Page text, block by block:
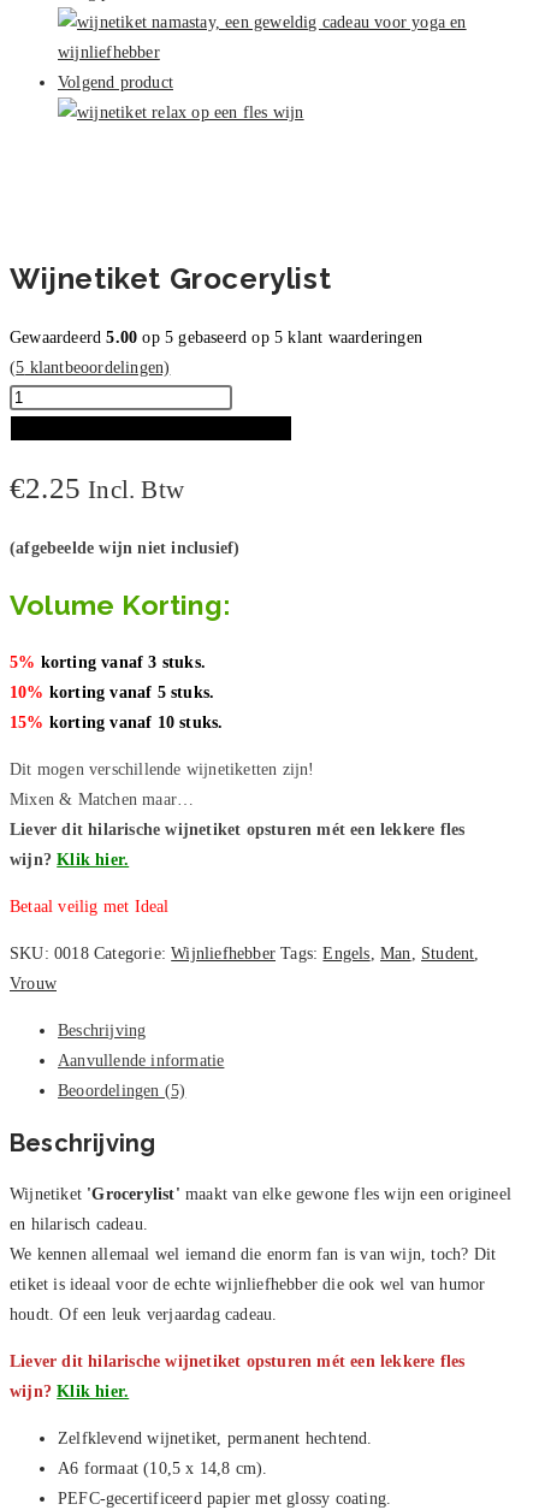
Volgend product
Wijnetiket Grocerylist
Gewaardeerd5.00 op 5 gebaseerd op5 klant waarderingen
(5 klantbeoordelingen)
Wijnetiket
€2.25 Incl. Btw
(afgebeelde wijn niet inclusief)
Volume Korting:
5% korting vanaf 3 stuks.
10% korting vanaf 5 stuks.
15% korting vanaf 10 stuks.
Dit mogen verschillende wijnetiketten zijn!
Mixen & Matchen maar…
Liever dit hilarische wijnetiket opsturen mét een lekkere fles
wijn? Klik hier.
Betaal veilig met Ideal
SKU: 0018 Categorie:Wijnliefhebber Tags:Engels,Man, Student,
Vrouw
Beschrijving
Aanvullende informatie
Beoordelingen (5)
Beschrijving
Wijnetiket 'Grocerylist' maakt van elke gewone fles wijn een origineel
en hilarisch cadeau.
We kennen allemaal wel iemand die enorm fan is van wijn, toch? Dit
etiket is ideaal voor de echte wijnliefhebber die ook wel van humor
houdt. Of een leuk verjaardag cadeau.
Liever dit hilarische wijnetiket opsturen mét een lekkere fles
wijn?Klik hier.
Zelfklevend wijnetiket, permanent hechtend.
A6 formaat (10,5 x 14,8 cm).
PEFC-gecertificeerd papier met glossy coating.